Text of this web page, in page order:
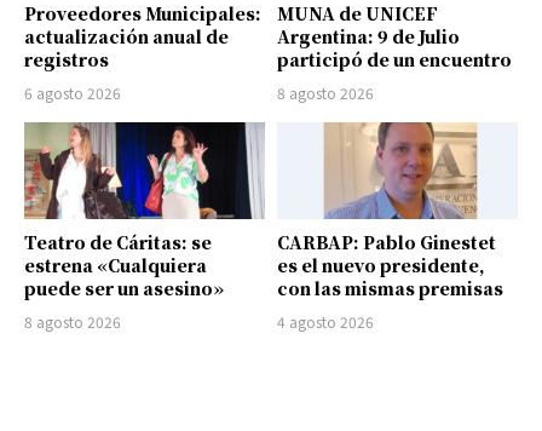
Proveedores Municipales:
actualización anual de
registros
6 agosto 2026
MUNA de UNICEF
Argentina: 9 de Julio
participó de un encuentro
8 agosto 2026
Teatro de Cáritas: se
estrena «Cualquiera
puede ser un asesino»
8 agosto 2026
CARBAP: Pablo Ginestet
es el nuevo presidente,
con las mismas premisas
4 agosto 2026